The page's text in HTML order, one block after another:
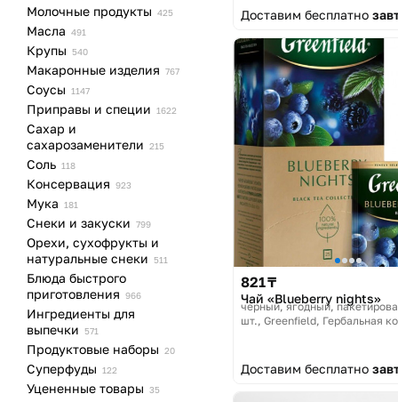
Молочные продукты 425
Масла 491
Крупы 540
Макаронные изделия 767
Соусы 1147
Приправы и специи 1622
Сахар и
сахарозаменители 215
Соль 118
Консервация 923
Мука 181
Снеки и закуски 799
Орехи, сухофрукты и
натуральные снеки 511
Блюда быстрого
приготовления 966
Ингредиенты для
выпечки
571
Продуктовые наборы 20
Суперфуды 122
Уцененные товары 35
Доставим бесплатно
821 ₸
Чай «Blueberry nights»
черный, ягодный,
шт. Greenfield, Гербальная
Доставим бесплатно